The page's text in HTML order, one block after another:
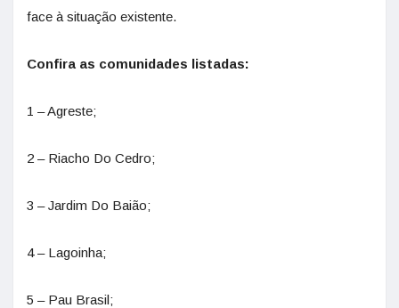
face à situação existente.
Confira as comunidades listadas:
1 – Agreste;
2 – Riacho Do Cedro;
3 – Jardim Do Baião;
4 – Lagoinha;
5 – Pau Brasil;